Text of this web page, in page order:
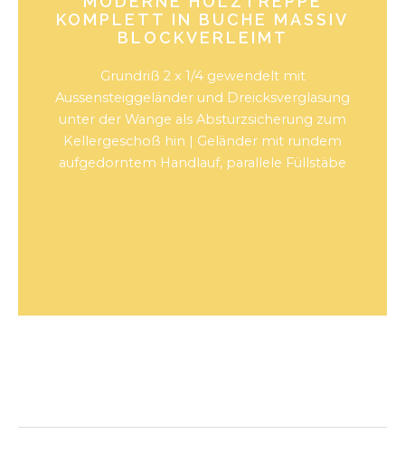
KOMPLETT IN BUCHE MASSIV
BLOCKVERLEIMT
Grundriß 2 x 1/4 gewendelt mit
Aussensteiggeländer und Dreicksverglasung
unter der Wange als Absturzsicherung zum
Kellergeschoß hin | Geländer mit rundem
aufgedorntem Handlauf, parallele Füllstäbe